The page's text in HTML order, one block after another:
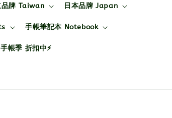
品牌 Taiwan 日本品牌 Japan
手帳筆記本 Notebook
帳季 折扣中⚡